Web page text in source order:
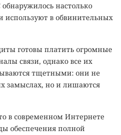
настолько
используют в обвинительных
готовы платить огромные
связи, однако все их
тщетными: они не
замыслах, но и лишаются
в современном Интернете
обеспечения полной